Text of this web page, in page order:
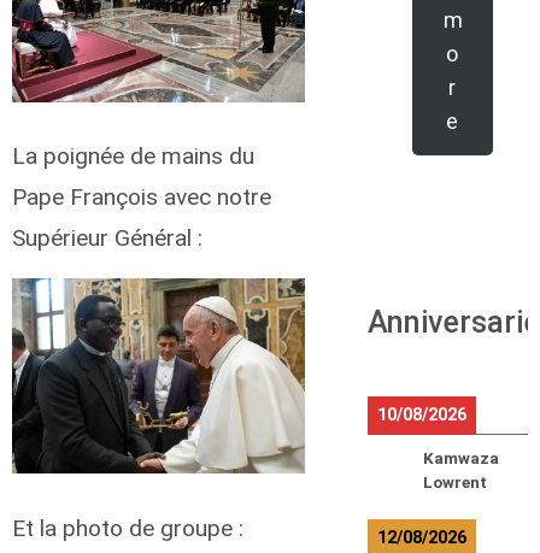
La poignée de mains du
Pape François avec notre
Supérieur Général :
Et la photo de groupe :
m
o
r
e
10/08/2026
Kamwaza
Lowrent
12/08/2026